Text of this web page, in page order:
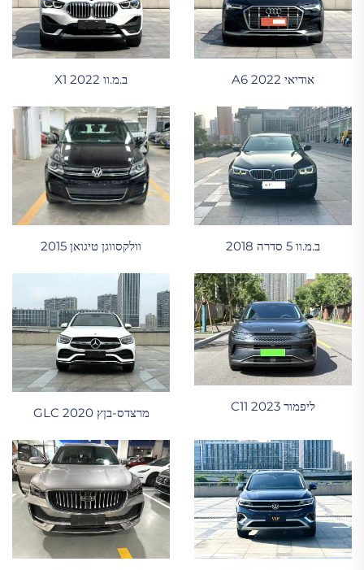
אודיאי A6 2022 ב.מ.וו X1 2022
ב.מ.וו 5 סדרה 2018 וולקסווגן טיגואן 2015
ליפמור C11 2023 מרצדס-בןץ GLC 2020